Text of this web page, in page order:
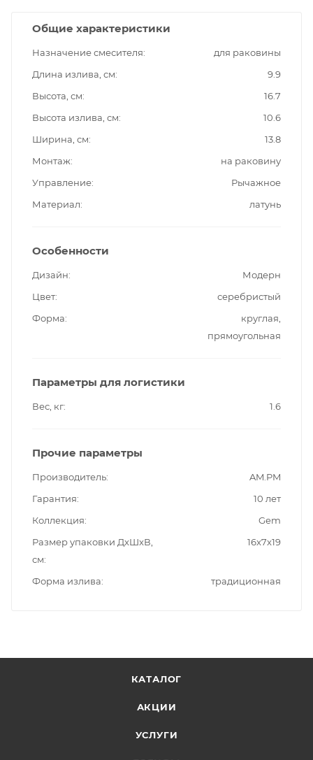
Общие характеристики
Назначение смесителя
для раковины
Длина излива, см
9.9
Высота, см
16.7
Высота излива, см
10.6
Ширина, см
13.8
Монтаж
на раковину
Управление
Рычажное
Материал
латунь
Особенности
Дизайн
Модерн
Цвет
серебристый
Форма
круглая,
прямоугольная
Параметры для логистики
Вес, кг 1.6
Прочие параметры
Производитель
AM.PM
Гарантия
10 лет
Коллекция
Gem
Размер упаковки ДxШxВ,
см
16x7x19
Форма излива традиционная
КАТАЛОГ
АКЦИИ
УСЛУГИ